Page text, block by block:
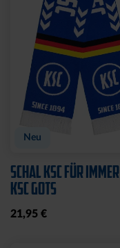
Neu
SCHAL KSC FÜR IMMER
KSC GOTS
21,95 €